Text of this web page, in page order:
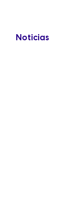
Noticias